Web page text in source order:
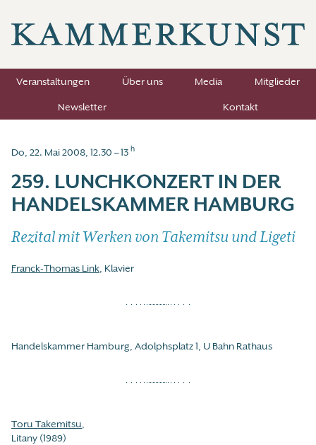
Veranstaltungen Über uns Media
Mitglieder
Newsletter
Kontakt
Do, 22. Mai 2008, 12.30 – 13 h
259. LUNCHKONZERT IN DER
HANDELSKAMMER HAMBURG
Rezital mit Werken von Takemitsu und Ligeti
Franck-Thomas Link, Klavier
Handelskammer Hamburg, Adolphsplatz 1, U Bahn Rathaus
Toru Takemitsu,
Litany (1989)